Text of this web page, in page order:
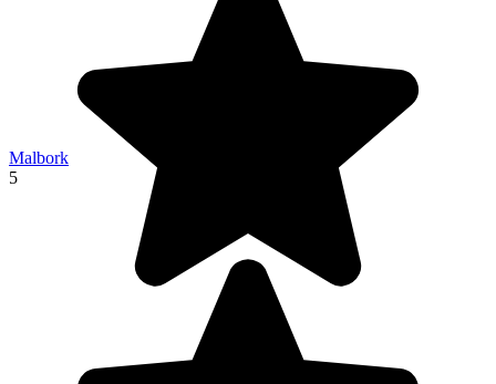
Malbork
5